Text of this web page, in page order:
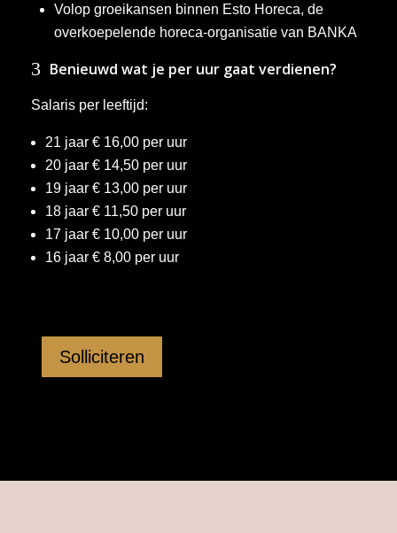
Volop groeikansen binnen Esto Horeca, de
overkoepelende horeca-organisatie van BANKA
3 Benieuwd wat je per uur gaat verdienen?
Salaris per leeftijd:
21 jaar € 16,00 per uur
20 jaar € 14,50 per uur
19 jaar € 13,00 per uur
18 jaar € 11,50 per uur
17 jaar € 10,00 per uur
16 jaar € 8,00 per uur
Solliciteren